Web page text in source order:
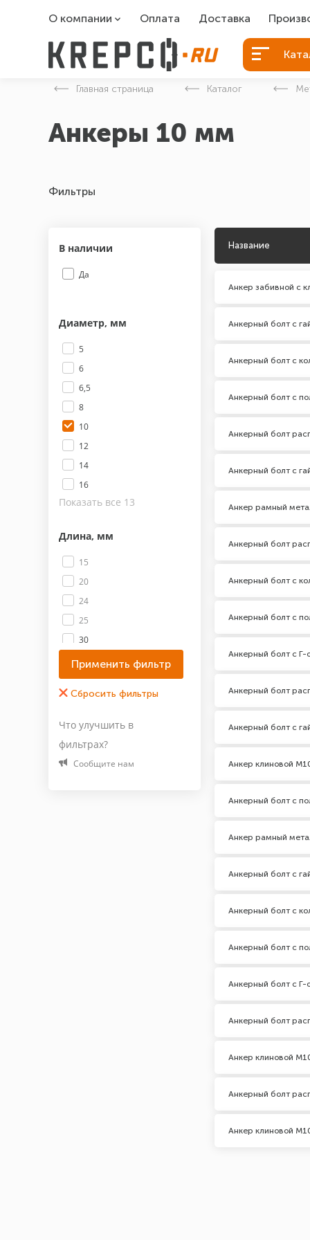
О компании
О компании
Оплата Доставка
Болты
Болты
Главная страница Каталог
Анкеры 10 мм
Фильтры
В наличии
Да
Диаметр, мм
5
6
6,5
8
10
12
14
16
Показать все 13
Длина, мм
15
20
24
25
30
36
40
Материал
Что улучшить в
фильтрах?
Сообщите нам
Название
Анкер забивной с
Анкерный болт с
Анкерный болт с
Анкерный болт с
Анкерный болт
Анкерный болт с
Анкер рамный
Анкерный болт
Анкерный болт с
Анкерный болт с
Анкерный болт с
Анкерный болт
Анкерный болт с
Анкер клиновой
Анкерный болт с
Анкер рамный
Анкерный болт с
Анкерный болт с
Анкерный болт с
Анкерный болт с
Анкерный болт
Анкер клиновой
Анкерный болт
Анкер клиновой